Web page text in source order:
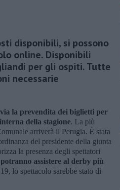
disponibili, si possono
online. Disponibili
per gli ospiti. Tutte
necessarie
la prevendita dei biglietti per
della stagione. La più
arriverà il Perugia. È stata
del presidente della giunta
la presenza degli spettatori
assistere al derby più
lo spettacolo sarebbe stato di